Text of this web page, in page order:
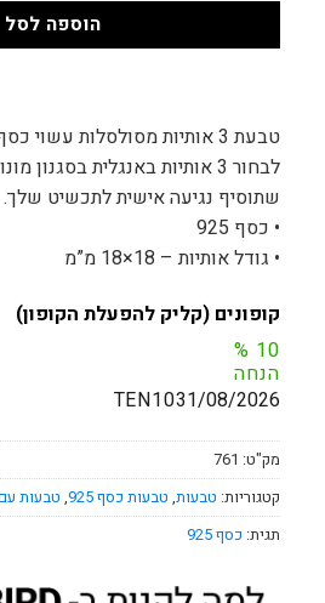
הוספה לסל
לבחור 3 אותיות באנגלית
שתוסיף נגיעה אישית לתכשיט שלך.
• כסף 925
• גודל אותיות – 18×18 מ”מ
קופונים (קליק להפעלת הקופון)
10
%
הנחה
TEN1031/08/2026
מק"ט: 761
קטגוריות: טבעות, טבעות כסף 925 , טבעות
תגית: כסף 925